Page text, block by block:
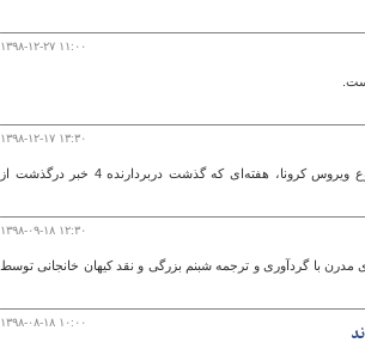
۱۳۹۸-۱۲-۲۷ ۱۱:۰۰
۱۳۹۸-۱۲-۱۷ ۱۳:۳۰
علاوه بر تعداد و تاثیر اخبار مربوط به تعطیلی‌ یا تعویق برنامه‌ها به‌خاطر شیوع ویروس کرونا، هفته‌ای که گذشت دربردارنده 4 خبر درگذشت از
۱۳۹۸-۰۹-۱۸ ۱۲:۳۰
با گردآوری و ترجمه شبنم بزرگی و نقد کیهان خانجانی توسط
۱۳۹۸-۰۸-۱۸ ۱۰:۰۰